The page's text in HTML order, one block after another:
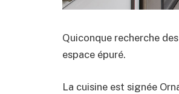
Quiconque recherche
espace épuré.
La cuisine est signée